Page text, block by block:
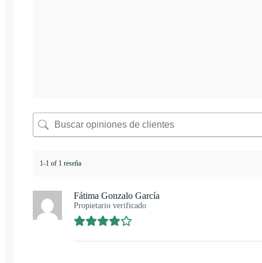
1-1 of 1 reseña
Fátima Gonzalo García
Propietario verificado